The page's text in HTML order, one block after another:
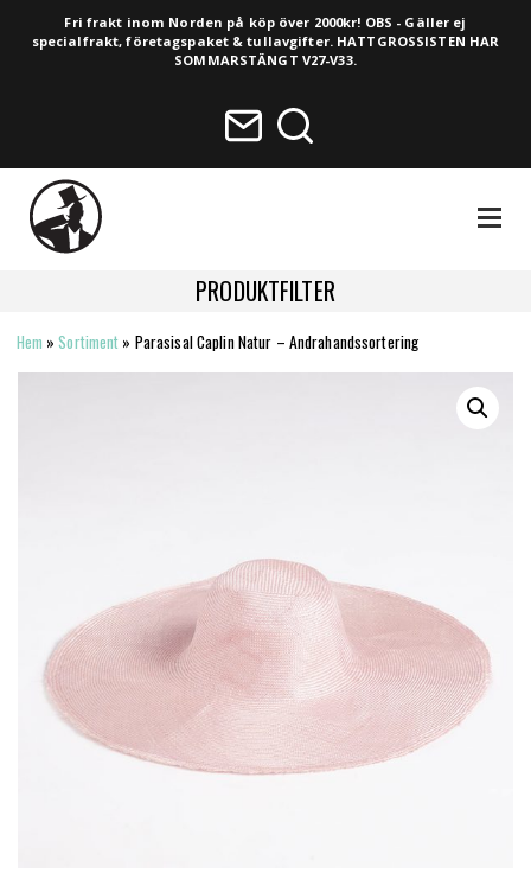
Fri frakt inom Norden på köp över 2000kr! OBS - Gäller ej
specialfrakt, företagspaket & tullavgifter. HATTGROSSISTEN HAR
SOMMARSTÄNGT V27-V33.
PRODUKTFILTER
HELA SORTIMENTET
UTGÅENDE
Hem »Sortiment » Parasisal Caplin Natur – Andrahandssortering